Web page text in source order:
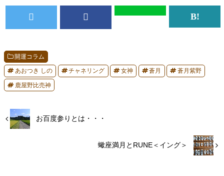
開運コラム
あおつき しの チャネリング 女神 蒼月 蒼月紫野
鹿屋野比売神
お百度参りとは・・・
蠍座満月とRUNE＜イング＞